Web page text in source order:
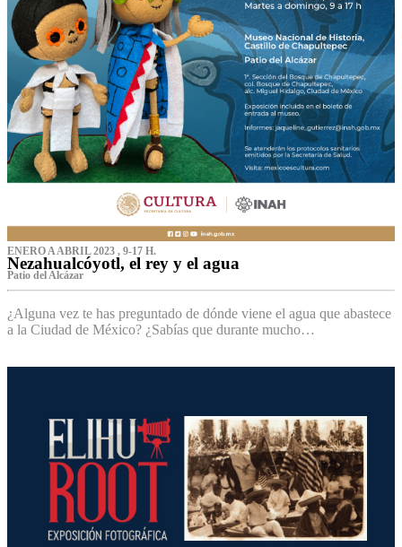
ENERO A ABRIL 2023 , 9-17 H.
Nezahualcóyotl, el rey y el agua
Patio del Alcázar
¿Alguna vez te has preguntado de dónde viene el agua que abastece
a la Ciudad de México? ¿Sabías que durante mucho…